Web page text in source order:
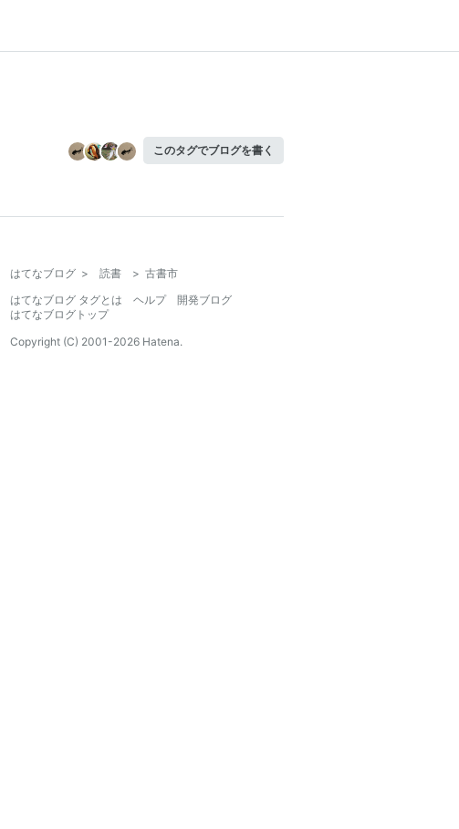
このタグでブログを書く
はてなブログ > 読書 > 古書市
はてなブログ タグとは
ヘルプ
開発ブログ
はてなブログトップ
Copyright (C) 2001-2026 Hatena.